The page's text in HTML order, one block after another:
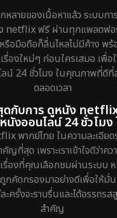
ลายของเนื้อหาแล้ว ระบบกา
netflix ฟรี ผ่านทุกแพลตฟอร์
รือมือถือก็ลื่นไหลไม่มีค้าง พ
องใหม่ๆ ก่อนใครเสมอ เพื่
น์ 24 ชั่วโมง ในคุณภาพที่ดีที่
ตลอดเวลา
กับการ ดูหนัง
นังออนไลน์ 24 ชั่วโมง
พากย์ไทย ในความละเอีย
ญที่สุด เพราะเราเข้าใจดีว่าค
รื่องที่คุณเลือกชมผ่านระบบ
กคัดกรองมาอย่างดีเพื่อให้มั่
ครั้งจะราบรื่นและได้อรรถร
สำคัญ